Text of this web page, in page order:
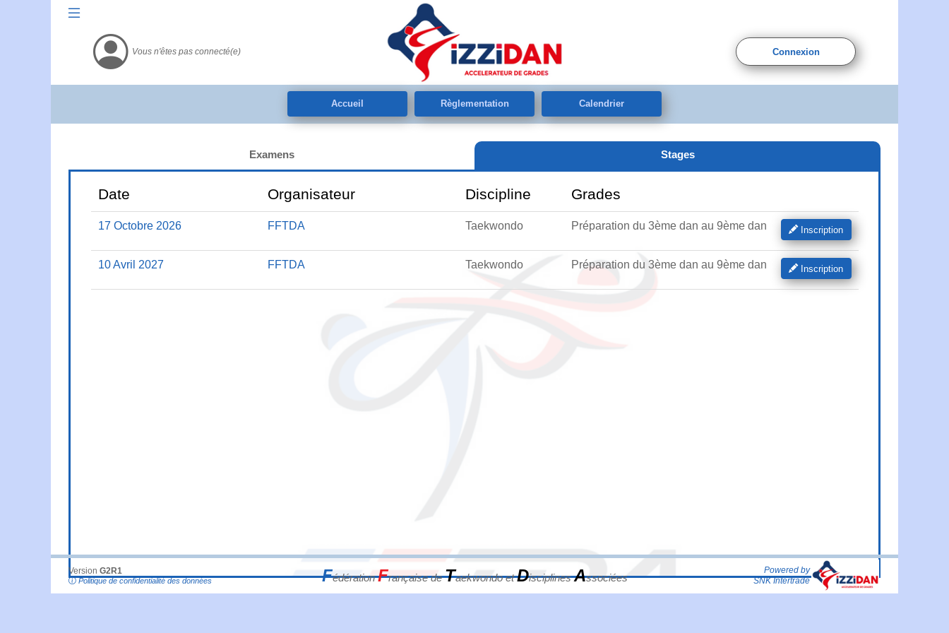
Vous n'êtes pas connecté(e) Connexion
Accueil Règlementation Calendrier
Examens Stages
Date Organisateur Discipline Grades
17 Octobre 2026 FFTDA Taekwondo Préparation du 3ème dan au 9ème dan Inscription
10 Avril 2027 FFTDA Taekwondo Préparation du 3ème dan au 9ème dan Inscription
Version G2R1
Politique de confidentialité des données FédérationFrançaise deTaekwondo etDisciplinesAssociées
Powered by
SNK Intertrade